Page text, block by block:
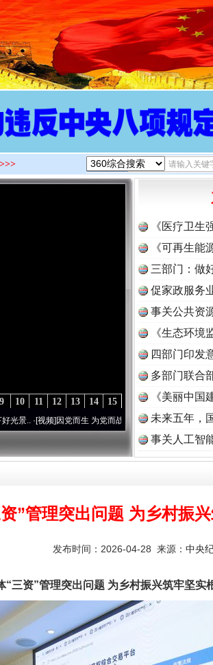
15
14
13
12
11
10
9
]因党而生 为党而战——百年“纪”事⑧加强纪律..·[视频]
《医疗卫生
《可再生能
三部门：做
促家政服务
事关公共资
《生态环境
读
四部门印发
多部门联合
《美丽中国
未来五年，
事关人工智
”管理突出问题 为乡村振
发布时间：2026-04-28 来源： 中央
“三资”管理突出问题 为乡村振兴筑牢坚实